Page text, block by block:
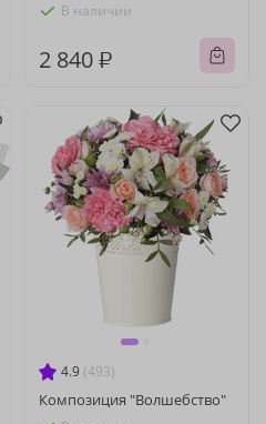
В наличии
2 840 ₽
4.9 (493)
Композиция "Волшебство"